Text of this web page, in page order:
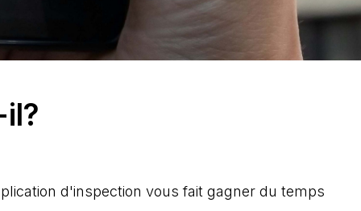
d'inspection vous fait gagner du temps